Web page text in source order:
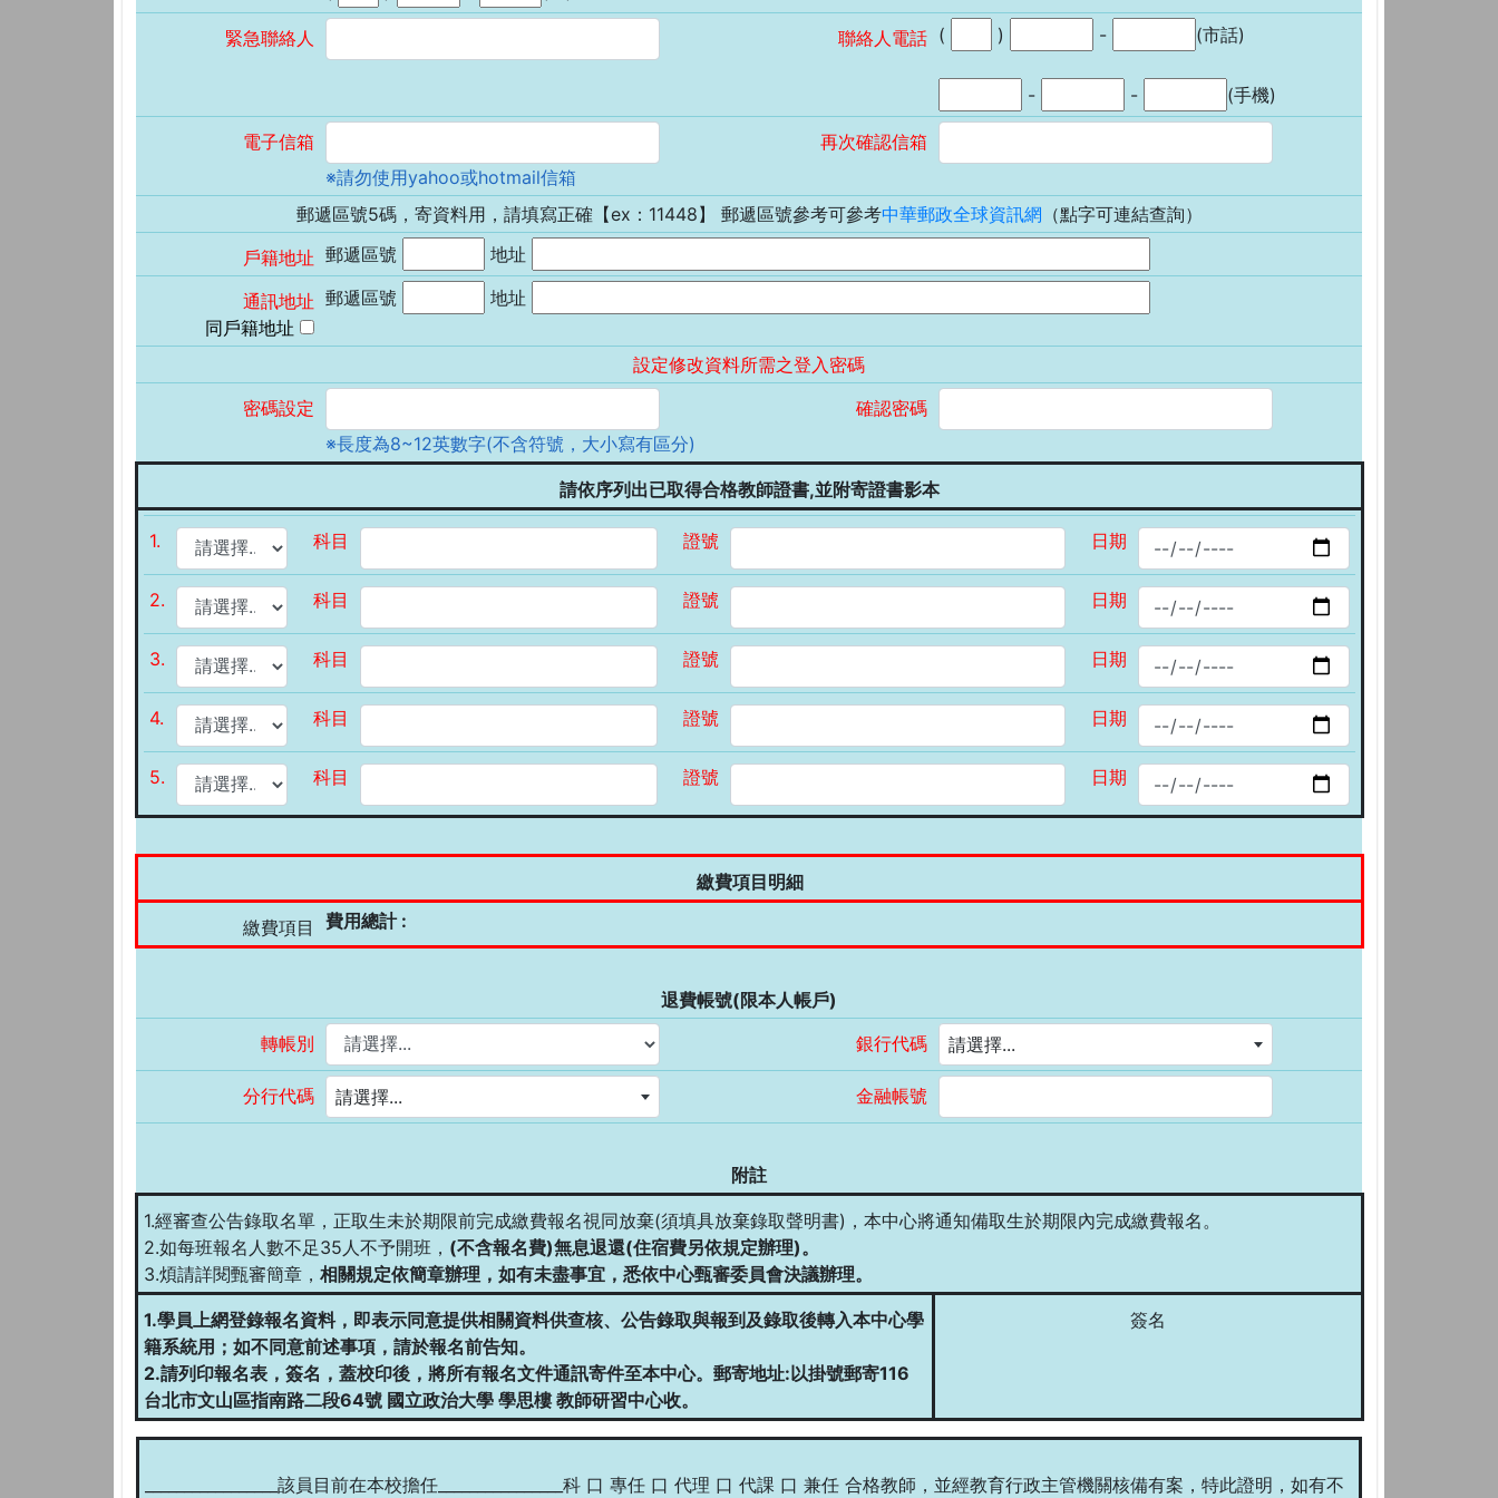
緊急聯絡人 聯絡人電話 ( ) - (市話)
- - (手機)
電子信箱
※請勿使用yahoo或hotmail信箱
再次確認信箱
郵遞區號5碼，寄資料用，請填寫正確【ex：11448】 郵遞區號參考可參考中華郵政全球資訊網 （點字可連結查詢）
戶籍地址 郵遞區號 地址
通訊地址
同戶籍地址
郵遞區號 地址
設定修改資料所需之登入密碼
密碼設定
※長度為8~12英數字(不含符號，大小寫有區分)
確認密碼
請依序列出已取得合格教師證書,並附寄證書影本
1. 科目 證號 日期
2. 科目 證號 日期
3. 科目 證號 日期
4. 科目 證號 日期
5. 科目 證號 日期
繳費項目明細
繳費項目 費用總計 :
退費帳號(限本人帳戶)
轉帳別
銀行代碼 請選擇...
分行代碼 請選擇... 金融帳號
附註
1.經審查公告錄取名單，正取生未於期限前完成繳費報名視同放棄(須填具放棄錄取聲明書)，本中心將通知備取生於期限內完成繳費報名。
2.如每班報名人數不足35人不予開班， (不含報名費)無息退還(住宿費另依規定辦理)。
3.煩請詳閱甄審簡章， 相關規定依簡章辦理，如有未盡事宜，悉依中心甄審委員會決議辦理。
1.學員上網登錄報名資料，即表示同意提供相關資料供查核、公告錄取與報到及錄取後轉入本中心學
籍系統用；如不同意前述事項，請於報名前告知。
2.請列印報名表，簽名，蓋校印後，將所有報名文件通訊寄件至本中心。郵寄地址:以掛號郵寄116
台北市文山區指南路二段64號 國立政治大學 學思樓 教師研習中心收。
簽名
_________________該員目前在本校擔任________________科 口 專任 口 代理 口 代課 口 兼任 合格教師，並經教育行政主管機關核備有案，特此證明，如有不